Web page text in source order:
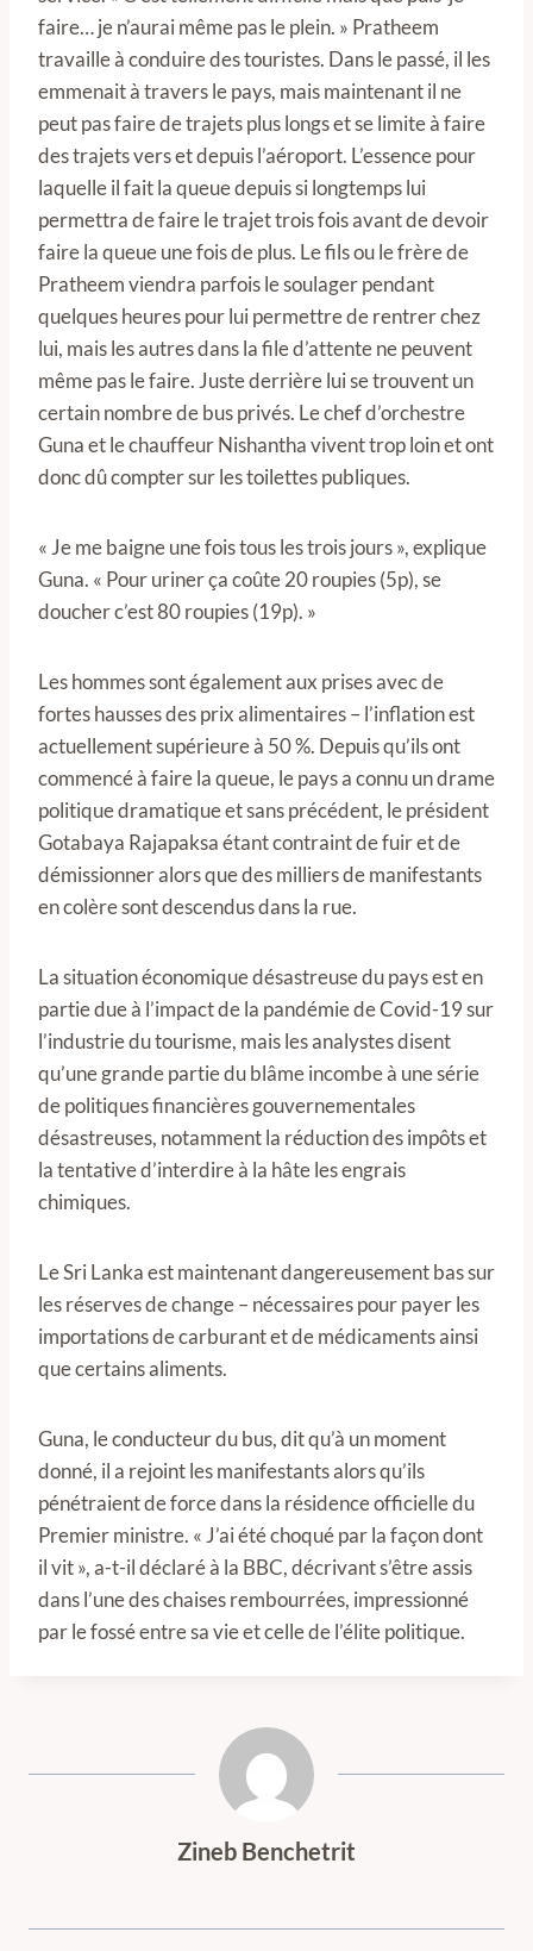
faire… je n’aurai même pas le plein. » Pratheem
travaille à conduire des touristes. Dans le passé, il les
emmenait à travers le pays, mais maintenant il ne
peut pas faire de trajets plus longs et se limite à faire
des trajets vers et depuis l’aéroport. L’essence pour
laquelle il fait la queue depuis si longtemps lui
permettra de faire le trajet trois fois avant de devoir
faire la queue une fois de plus. Le fils ou le frère de
Pratheem viendra parfois le soulager pendant
quelques heures pour lui permettre de rentrer chez
lui, mais les autres dans la file d’attente ne peuvent
même pas le faire. Juste derrière lui se trouvent un
certain nombre de bus privés. Le chef d’orchestre
Guna et le chauffeur Nishantha vivent trop loin et ont
donc dû compter sur les toilettes publiques.
« Je me baigne une fois tous les trois jours », explique
Guna. « Pour uriner ça coûte 20 roupies (5p), se
doucher c’est 80 roupies (19p). »
Les hommes sont également aux prises avec de
fortes hausses des prix alimentaires – l’inflation est
actuellement supérieure à 50 %. Depuis qu’ils ont
commencé à faire la queue, le pays a connu un drame
politique dramatique et sans précédent, le président
Gotabaya Rajapaksa étant contraint de fuir et de
démissionner alors que des milliers de manifestants
en colère sont descendus dans la rue.
La situation économique désastreuse du pays est en
partie due à l’impact de la pandémie de Covid-19 sur
l’industrie du tourisme, mais les analystes disent
qu’une grande partie du blâme incombe à une série
de politiques financières gouvernementales
désastreuses, notamment la réduction des impôts et
la tentative d’interdire à la hâte les engrais
chimiques.
Le Sri Lanka est maintenant dangereusement bas sur
les réserves de change – nécessaires pour payer les
importations de carburant et de médicaments ainsi
que certains aliments.
Guna, le conducteur du bus, dit qu’à un moment
donné, il a rejoint les manifestants alors qu’ils
pénétraient de force dans la résidence officielle du
Premier ministre. « J’ai été choqué par la façon dont
il vit », a-t-il déclaré à la BBC, décrivant s’être assis
dans l’une des chaises rembourrées, impressionné
par le fossé entre sa vie et celle de l’élite politique.
Zineb Benchetrit